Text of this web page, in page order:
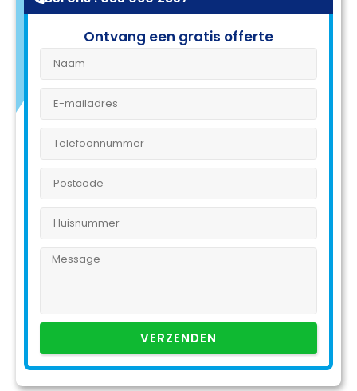
Ontvang een gratis offerte
VERZENDEN